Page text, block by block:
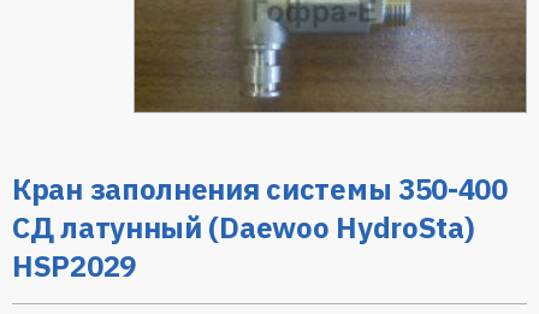
Кран заполнения системы 350-400
СД латунный (Daewoo HydroSta)
HSP2029